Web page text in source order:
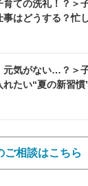
育ての洗礼！？＞
事はどうする？忙
元気がない…？＞
れたい“夏の新習慣
ご相談はこちら